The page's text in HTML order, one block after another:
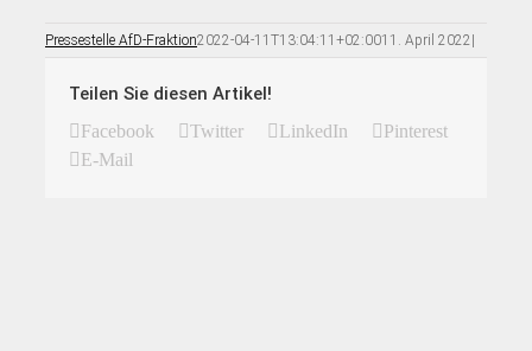
Pressestelle AfD-Fraktion2022-04-11T13:04:11+02:0011. April 2022
Teilen Sie diesen Artikel!
Facebook Twitter LinkedIn
Pinterest
E-Mail